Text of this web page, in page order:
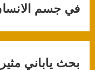
في جسم
بحث ياباني